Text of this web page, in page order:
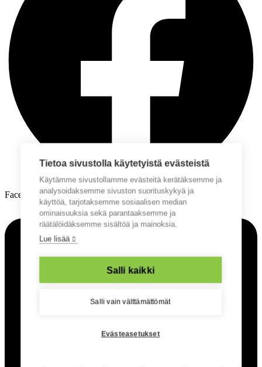
Tietoa sivustolla käytetyistä evästeistä
Käytämme sivustollamme evästeitä kerätäksemme ja
analysoidaksemme sivuston suorituskykyä ja
käyttöä, tarjotaksemme sosiaalisen median
ominaisuuksia sekä parantaaksemme ja
räätälöidäksemme sisältöä ja mainoksia.
Lue lisää
Salli kaikki
Salli vain välttämättömät
Evästeasetukset
Facebook